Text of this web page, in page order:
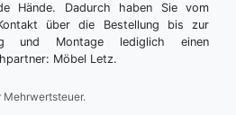
Hände. Dadurch haben Sie vom
über die Bestellung bis zur
und Montage lediglich einen
Möbel Letz.